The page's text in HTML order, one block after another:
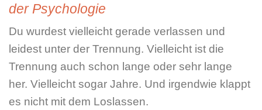
der Psychologie
Du wurdest vielleicht gerade verlassen und
leidest unter der Trennung. Vielleicht ist die
Trennung auch schon lange oder sehr lange
her. Vielleicht sogar Jahre. Und irgendwie klappt
es nicht mit dem Loslassen.